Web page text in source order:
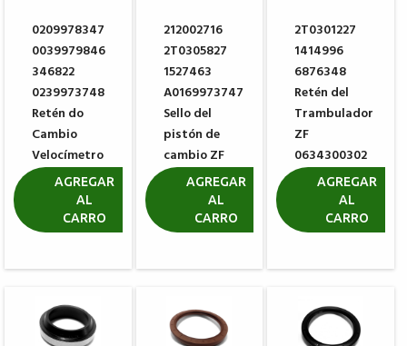
0209978347
0039979846
346822
0239973748
Retén do
Cambio
Velocímetro
ZF
0634300185
R$ 10,55
AGREGAR
AL
CARRO
212002716
2T0305827
1527463
A0169973747
Sello del
pistón de
cambio ZF
0734317150
R$ 17,58
AGREGAR
AL
CARRO
2T0301227
1414996
6876348
Retén del
Trambulador
ZF
0634300302
R$ 12,86
AGREGAR
AL
CARRO